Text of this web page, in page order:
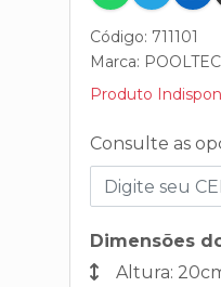
Código: 711101
Marca: POOLTEC
Produto
Consulte as
Dimensões
Altura: